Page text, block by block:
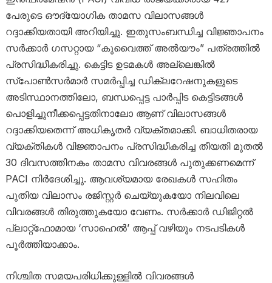
പേരുടെ ഔദ്യോഗിക താമസ വിലാസങ്ങൾ
റദ്ദാക്കിയതായി അറിയിച്ചു. ഇതുസംബന്ധിച്ച വിജ്ഞാപനം
സർക്കാർ ഗസറ്റായ “കുവൈത്ത് അൽയൗം” പത്രത്തിൽ
പ്രസിദ്ധീകരിച്ചു. കെട്ടിട ഉടമകൾ അല്ലെങ്കിൽ
സ്പോൺസർമാർ സമർപ്പിച്ച ഡിക്ലറേഷനുകളുടെ
അടിസ്ഥാനത്തിലോ, ബന്ധപ്പെട്ട പാർപ്പിട കെട്ടിടങ്ങൾ
പൊളിച്ചുനീക്കപ്പെട്ടതിനാലോ ആണ് വിലാസങ്ങൾ
റദ്ദാക്കിയതെന്ന് അധികൃതർ വ്യക്തമാക്കി. ബാധിതരായ
വ്യക്തികൾ വിജ്ഞാപനം പ്രസിദ്ധീകരിച്ച തീയതി മുതൽ
30 ദിവസത്തിനകം താമസ വിവരങ്ങൾ പുതുക്കണമെന്ന്
PACI നിർദേശിച്ചു. ആവശ്യമായ രേഖകൾ സഹിതം
പുതിയ വിലാസം രജിസ്റ്റർ ചെയ്യുകയോ നിലവിലെ
വിവരങ്ങൾ തിരുത്തുകയോ വേണം. സർക്കാർ ഡിജിറ്റൽ
പ്ലാറ്റ്ഫോമായ ‘സാഹെൽ’ ആപ്പ് വഴിയും നടപടികൾ
പൂർത്തിയാക്കാം.
നിശ്ചിത സമയപരിധിക്കുള്ളിൽ വിവരങ്ങൾ